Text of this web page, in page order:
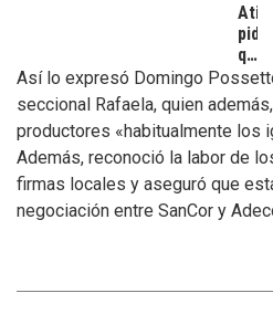
Atilra
pide
que
se
los
de
los
Así lo expresó Domingo
seccional Rafaela, quien
productores «habitualmente los
Además, reconoció la labor de
firmas locales y aseguró que
negociación entre SanCor y